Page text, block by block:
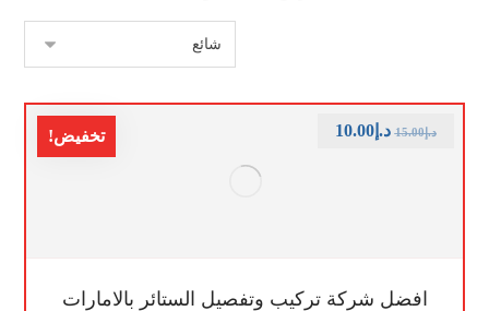
تخفيض!
افضل شركة تركيب وتفصيل الستائر بالامارات
د.إ15.00 د.إ10.00